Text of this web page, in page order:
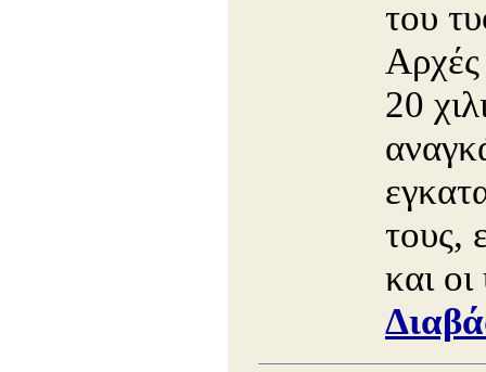
του
20
τους,
και